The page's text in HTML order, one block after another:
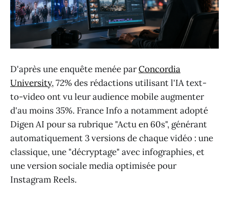
D'après une enquête menée parConcordia
University, 72% des rédactions utilisant l'IA text-
to-video ont vu leur audience mobile augmenter
d'au moins 35%. France Info a notamment adopté
Digen AI pour sa rubrique "Actu en 60s", générant
automatiquement 3 versions de chaque vidéo : une
classique, une "décryptage" avec infographies, et
une version sociale media optimisée pour
Instagram Reels.